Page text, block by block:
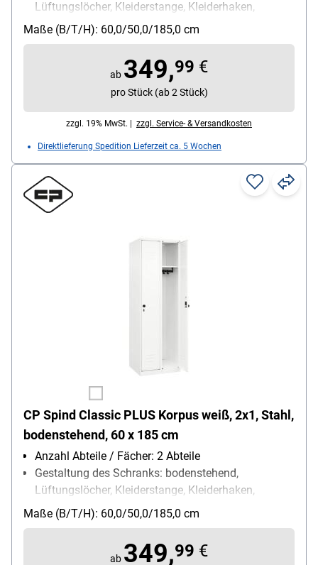
Lüftungslöcher, Kleiderstange, Kleiderhaken,
Ablageboden, Etikettenrahmen
Schließungsart: Drehriegelverschluss
Besonderheiten: hohe UV- und
Korrosionsbeständigkeit / Türen mit Soft-Anschlag
/ eingestanzer Etikettenrahmen
Maße (B/T/H): 60,0/50,0/185,0 cm
ab 349,99 €
pro Stück (ab 2 Stück)
zzgl. 19% MwSt. | zzgl. Service- & Versandkosten
Direktlieferung Spedition Lieferzeit ca. 5 Wochen
CP Spind Classic PLUS Korpus weiß, 2x1, Stahl,
bodenstehend, 60 x 185 cm
Anzahl Abteile / Fächer: 2 Abteile
Gestaltung des Schranks: bodenstehend,
Lüftungslöcher, Kleiderstange, Kleiderhaken,
Ablageboden, Etikettenrahmen
Schließungsart: Drehriegelverschluss
Besonderheiten: hohe UV- und
Korrosionsbeständigkeit / Türen mit Soft-Anschlag
Maße (B/T/H): 60,0/50,0/185,0 cm
ab 349,99 €